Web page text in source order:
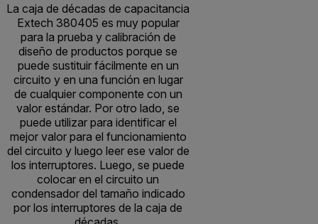
La caja de décadas de capacitancia
Extech 380405 es muy popular
para la prueba y calibración de
diseño de productos porque se
puede sustituir fácilmente en un
circuito y en una función en lugar
de cualquier componente con un
valor estándar. Por otro lado, se
puede utilizar para identificar el
mejor valor para el funcionamiento
del circuito y luego leer ese valor de
los interruptores. Luego, se puede
colocar en el circuito un
condensador del tamaño indicado
por los interruptores de la caja de